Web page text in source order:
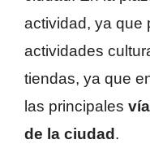
actividad, ya que
actividades
tiendas, ya que
las principales
de la ciudad .